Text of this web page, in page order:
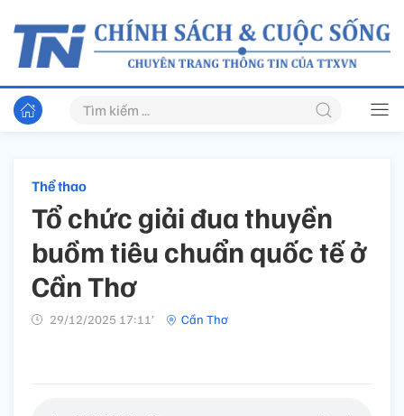
Thể thao
Tổ chức giải đua thuyền
buồm tiêu chuẩn quốc tế ở
Cần Thơ
29/12/2025 17:11’ Cần Thơ